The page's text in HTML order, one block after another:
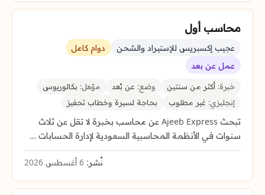
محاسب أول
عجيب إكسبريس للإستيراد والشحن
دوام كامل
عمل عن بعد
خبرة: أكثر من سنتين وضع: عن بُعد مؤهل: بكالوريوس
إنجليزي: غير مطلوب بحاجة لسيرة وخطاب تحفيز
تبحث Ajeeb Express عن محاسب بخبرة لا تقل عن ثلاث
سنوات في الأنظمة المحاسبية السعودية لإدارة الحسابات …
نُشر: